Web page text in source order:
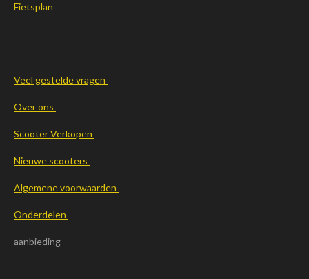
Fietsplan
Veel gestelde vragen
Over ons
Scooter Verkopen
Nieuwe scooters
Algemene voorwaarden
Onderdelen
aanbieding